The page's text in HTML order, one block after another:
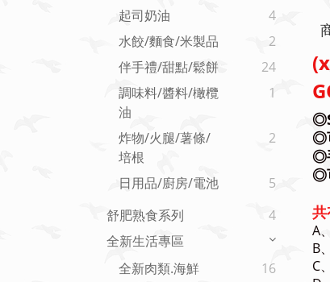
起司奶油
4
水餃/麵食/米製品
2
伴手禮/甜點/鬆餅
24
調味料/醬料/橄欖
油
1
炸物/火腿/薯條/
培根
2
日用品/廚房/電池
5
舒肥熟食系列
4
全新生活專區
全新肉類.海鮮
16
◎
◎
◎
A
B
C